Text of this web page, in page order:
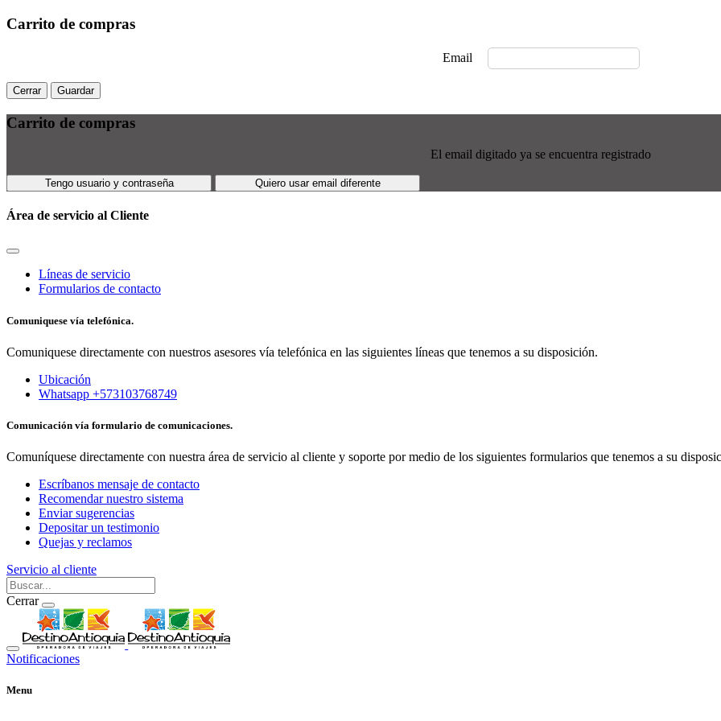
Carrito de compras
Email
Cerrar Guardar
Carrito de compras
El email digitado ya se encuentra registrado
Tengo usuario y contraseña Quiero usar email diferente
Área de servicio al Cliente
Líneas de servicio
Formularios de contacto
Comuniquese vía telefónica.
Comuniquese directamente con nuestros asesores vía telefónica en las siguientes líneas que tenemos a su disposición.
Ubicación
Whatsapp +573103768749
Comunicación vía formulario de comunicaciones.
Comuníquese directamente con nuestra área de servicio al cliente y soporte por medio de los siguientes formularios que tenemos a su
Escríbanos mensaje de contacto
Recomendar nuestro sistema
Enviar sugerencias
Depositar un testimonio
Quejas y reclamos
Servicio al cliente
Cerrar
Notificaciones
Menu